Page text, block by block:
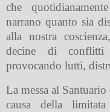
che
narrano quanto sia
alla nostra
decine di
provocando lutti,
La messa al Santuario
causa della